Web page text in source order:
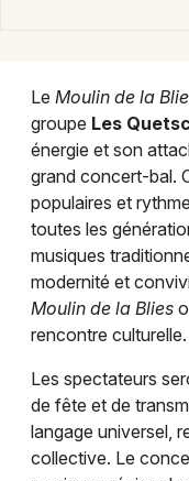
Sorties famille
Expos
Sorties & loisirs
Spectacles en
Spectacles en
Spectacles dans
Toulouse
Toutes les villes
Le Moulin de la
groupe Les
énergie et son
grand concert-bal.
populaires et
toutes les
musiques
modernité et
Moulin de la Blies
rencontre culturelle.
Les spectateurs
de fête et de
langage universel,
collective. Le